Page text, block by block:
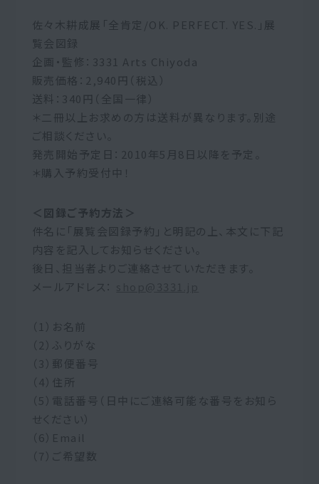
佐々木耕成展「全肯定/OK. PERFECT. YES.」展
覧会図録
企画・監修：3331 Arts Chiyoda
販売価格：2,940円（税込）
送料：340円（全国一律）
＊二冊以上お求めの方は送料が異なります。別途
ご相談ください。
発売開始予定日：2010年5月8日以降を予定。
＊購入予約受付中！
＜図録ご予約方法＞
件名に「展覧会図録予約」と明記の上、本文に下記
内容を記入してお知らせください。
後日、担当者よりご連絡させていただきます。
メールアドレス：
（1）お名前
（2）ふりがな
（3）郵便番号
（4）住所
（5）電話番号（日中にご連絡可能な番号をお知ら
せください）
（6）Email
（7）ご希望数